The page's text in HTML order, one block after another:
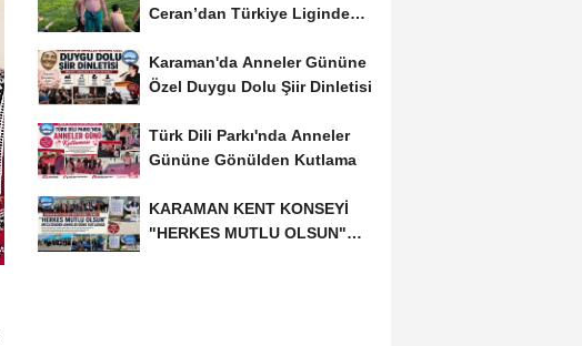
Ceran’dan Türkiye Liginde
Karaman'da Anneler Gününe
Özel Duygu Dolu Şiir Dinletisi
Türk Dili Parkı'nda Anneler
Gününe Gönülden Kutlama
KARAMAN KENT KONSEYİ
"HERKES MUTLU OLSUN"